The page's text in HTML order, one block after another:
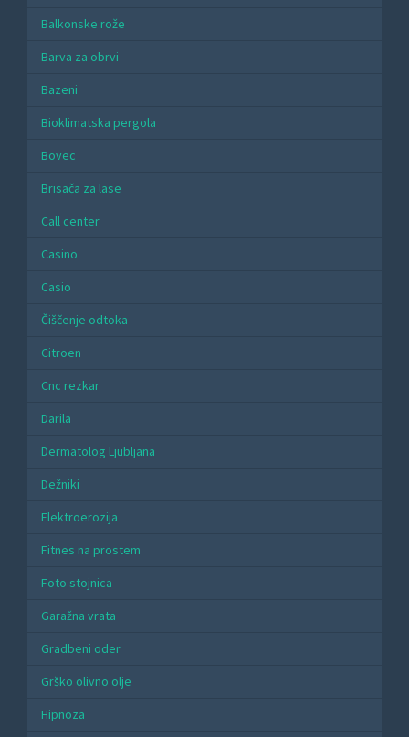
Balkonske rože
Barva za obrvi
Bazeni
Bioklimatska pergola
Bovec
Brisača za lase
Call center
Casino
Casio
Čiščenje odtoka
Citroen
Cnc rezkar
Darila
Dermatolog Ljubljana
Dežniki
Elektroerozija
Fitnes na prostem
Foto stojnica
Garažna vrata
Gradbeni oder
Grško olivno olje
Hipnoza